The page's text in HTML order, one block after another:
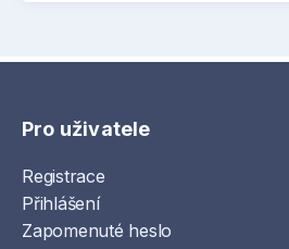
Pro uživatele
Registrace
Přihlášení
Zapomenuté heslo